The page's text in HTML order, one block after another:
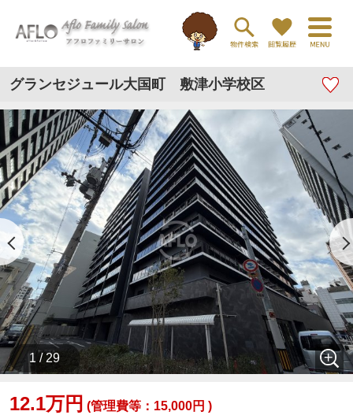
グランセジュール大国町 敷津小学校区
1 / 29
12.1万円 (管理費等：15,000円 )